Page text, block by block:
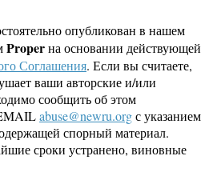
опубликован в нашем
Properна основании действующей
Соглашения. Если вы считаете,
ваши авторские и/или
сообщить об этом
abuse@newru.orgс указанием
спорный материал.
сроки устранено, виновные